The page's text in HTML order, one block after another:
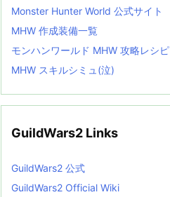
Monster Hunter World 公式サイト
MHW 作成装備一覧
モンハンワールド MHW 攻略レシピ
MHW スキルシミュ(泣)
GuildWars2 Links
GuildWars2 公式
GuildWars2 Official Wiki